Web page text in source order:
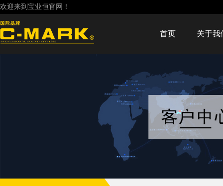
欢迎来到宝业恒官网！
首页 关于我